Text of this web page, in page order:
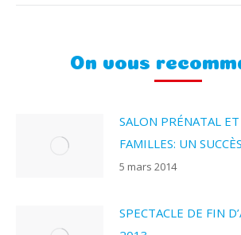
On vous
SALON PRÉNATAL ET
FAMILLES: UN
5 mars 2014
SPECTACLE DE FIN